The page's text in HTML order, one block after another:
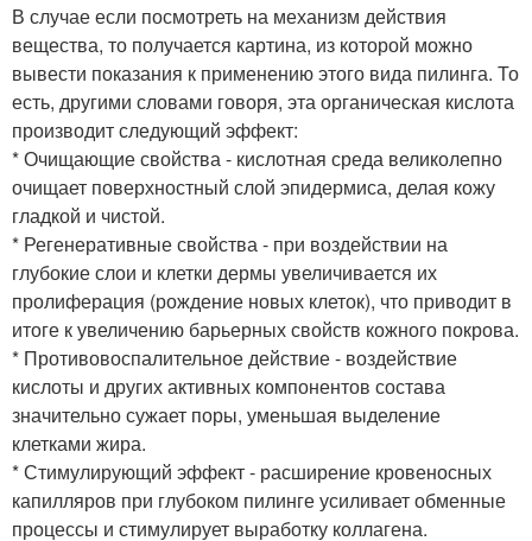
В случае если посмотреть на механизм действия
вещества, то получается картина, из которой можно
вывести показания к применению этого вида пилинга. То
есть, другими словами говоря, эта органическая кислота
производит следующий эффект:
* Очищающие свойства - кислотная среда великолепно
очищает поверхностный слой эпидермиса, делая кожу
гладкой и чистой.
* Регенеративные свойства - при воздействии на
глубокие слои и клетки дермы увеличивается их
пролиферация (рождение новых клеток), что приводит в
итоге к увеличению барьерных свойств кожного покрова.
* Противовоспалительное действие - воздействие
кислоты и других активных компонентов состава
значительно сужает поры, уменьшая выделение
клетками жира.
* Стимулирующий эффект - расширение кровеносных
капилляров при глубоком пилинге усиливает обменные
процессы и стимулирует выработку коллагена.